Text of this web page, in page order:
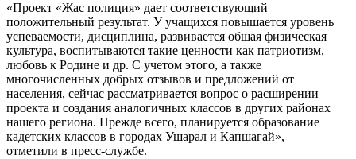
«Проект «Жас полиция» дает соответствующий
положительный результат. У учащихся повышается уровень
успеваемости, дисциплина, развивается общая физическая
культура, воспитываются такие ценности как патриотизм,
любовь к Родине и др. С учетом этого, а также
многочисленных добрых отзывов и предложений от
населения, сейчас рассматривается вопрос о расширении
проекта и создания аналогичных классов в других районах
нашего региона. Прежде всего, планируется образование
кадетских классов в городах Ушарал и Капшагай», —
отметили в пресс-службе.